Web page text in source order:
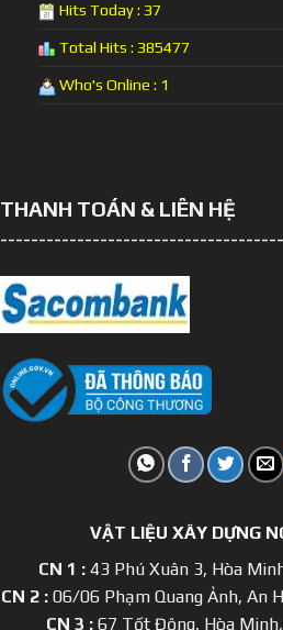
Hits Today : 37
Total Hits : 385477
Who's Online : 1
THANH TOÁN & LIÊN HỆ
VẬT LIỆU XÂY DỰNG
CN 1 :43 Phú Xuân 3, Hòa
CN 2 :06/06 Phạm Quang Ảnh, An
CN 3 :67 Tốt Động, Hòa